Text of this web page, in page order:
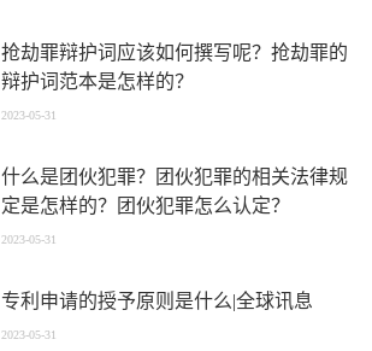
抢劫罪辩护词应该如何撰写呢？抢劫罪的
辩护词范本是怎样的？
2023-05-31
什么是团伙犯罪？团伙犯罪的相关法律规
定是怎样的？团伙犯罪怎么认定？
2023-05-31
专利申请的授予原则是什么|全球讯息
2023-05-31